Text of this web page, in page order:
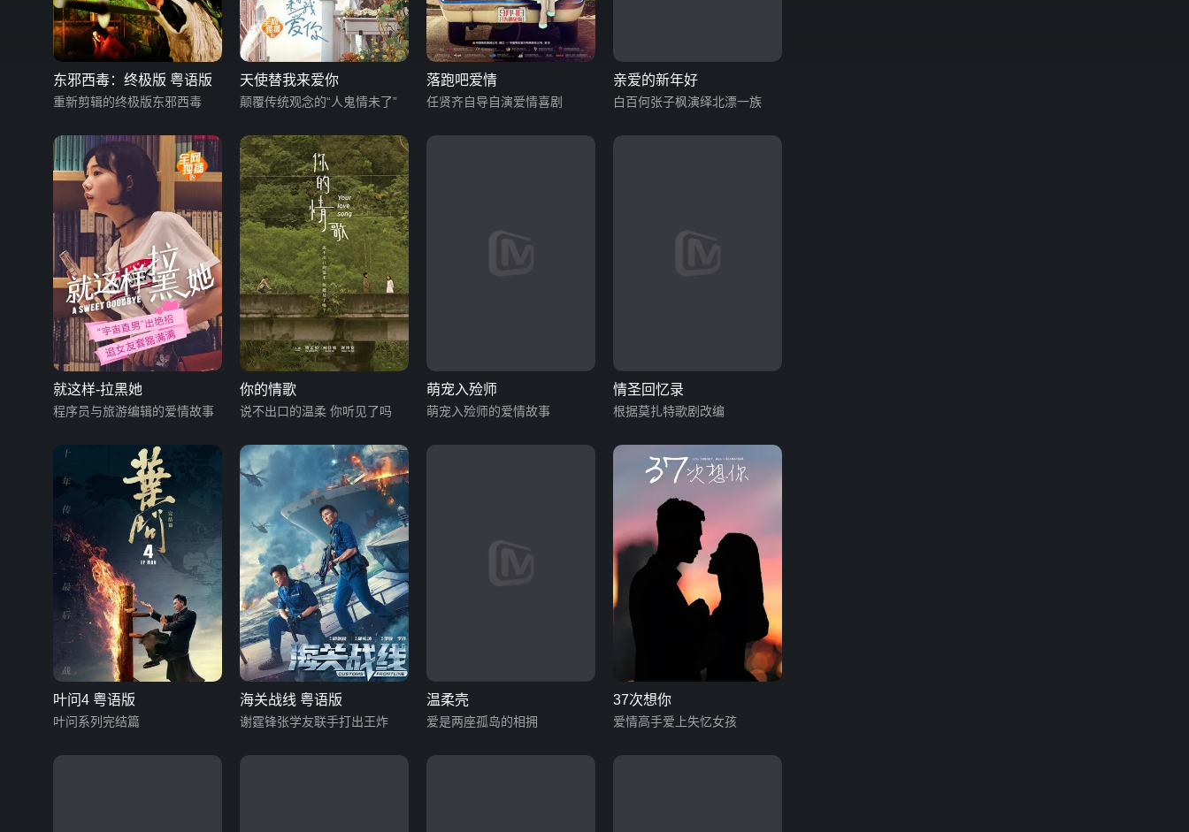
东邪西毒：终极版 粤语版
重新剪辑的终极版东邪西毒
天使替我来爱你
颠覆传统观念的“人鬼情未了”
落跑吧爱情
任贤齐自导自演爱情喜剧
亲爱的新年好
白百何张子枫演绎北漂一族
就这样-拉黑她
程序员与旅游编辑的爱情故事
你的情歌
说不出口的温柔 你听见了吗
萌宠入殓师
萌宠入殓师的爱情故事
情圣回忆录
根据莫扎特歌剧改编
叶问4 粤语版
叶问系列完结篇
海关战线 粤语版
谢霆锋张学友联手打出王炸
温柔壳
爱是两座孤岛的相拥
37次想你
爱情高手爱上失忆女孩